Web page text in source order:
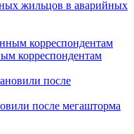
жильцов в аварийных
корреспондентам
после мегашторма